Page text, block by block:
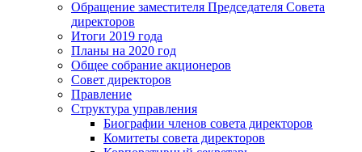
Обращение заместителя Председателя Совета
директоров
Итоги 2019 года
Планы на 2020 год
Общее собрание акционеров
Совет директоров
Правление
Структура управления
Биографии членов совета директоров
Комитеты совета директоров